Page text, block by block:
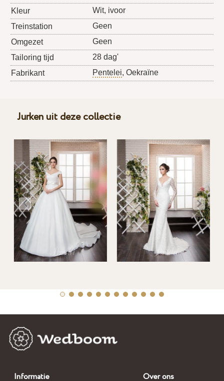
Kleur
Wit, ivoor
Treinstation
Geen
Omgezet
Geen
Tailoring tijd
28 dag'
Fabrikant
Pentelei, Oekraïne
Jurken uit deze collectie
Informatie Over ons